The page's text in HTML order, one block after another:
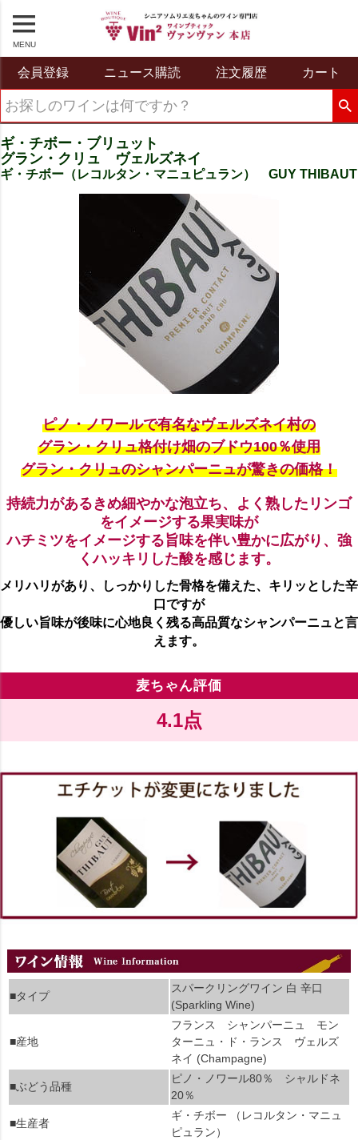
MENU
会員登録 ニュース購読 注文履歴 カート
ギ・チボー・ブリュット
グラン・クリュ ヴェルズネイ
ギ・チボー（レコルタン・マニュピュラン） GUY THIBAUT
ピノ・ノワールで有名なヴェルズネイ村の
グラン・クリュ格付け畑のブドウ100％使用
グラン・クリュのシャンパーニュが驚きの価格！
持続力があるきめ細やかな泡立ち、よく熟したリンゴ
をイメージする果実味が
ハチミツをイメージする旨味を伴い豊かに広がり、強
くハッキリした酸を感じます。
メリハリがあり、しっかりした骨格を備えた、キリッとした辛
口ですが
優しい旨味が後味に心地良く残る高品質なシャンパーニュと言
えます。
麦ちゃん評価
4.1点
■タイプ
スパークリングワイン 白 辛口
(Sparkling Wine)
■産地
フランス シャンパーニュ モン
ターニュ・ド・ランス ヴェルズ
ネイ (Champagne)
■ぶどう品種
ピノ・ノワール80％ シャルドネ
20％
■生産者
ギ・チボー （レコルタン・マニュ
ピュラン）